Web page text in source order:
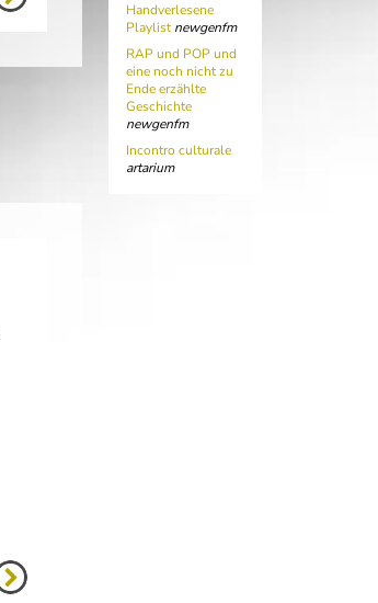
Handverlesene
Playlist newgenfm
RAP und POP und
eine noch nicht zu
Ende erzählte
Geschichte
newgenfm
Incontro culturale
artarium